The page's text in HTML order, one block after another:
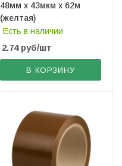
48мм х 43мкм х 62м
(желтая)
Есть в наличии
2.74руб/шт
В КОРЗИНУ